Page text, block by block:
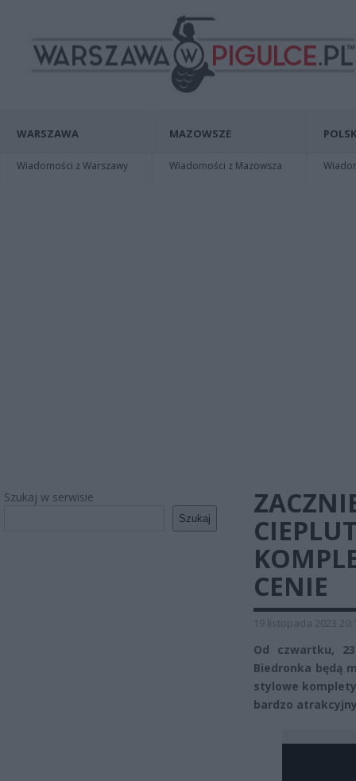
WARSZAWA
Wiadomości z Warszawy
MAZOWSZE
Wiadomości z Mazowsza
Szukaj w serwisie
Szukaj
CENIE
19 listopada 2023
Od czwartku,
Biedronka będą
stylowe
bardzo